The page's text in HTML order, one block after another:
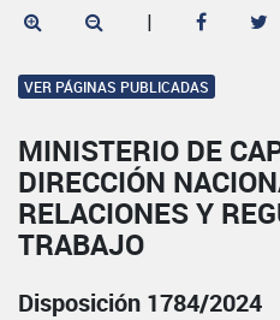
|
VER PÁGINAS PUBLICADAS
MINISTERIO DE
DIRECCIÓN
RELACIONES Y
TRABAJO
Disposición 1784/2024